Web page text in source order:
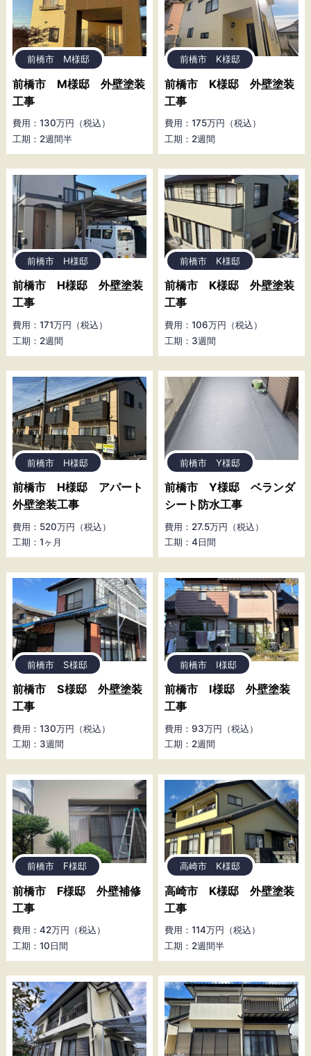
前橋市 M様邸
前橋市 M様邸 外壁塗装
工事
費用：130万円（税込）
工期：2週間半
前橋市 K様邸
前橋市 K様邸 外壁塗装
工事
費用：175万円（税込）
工期：2週間
前橋市 H様邸
前橋市 H様邸 外壁塗装
工事
費用：171万円（税込）
工期：2週間
前橋市 K様邸
前橋市 K様邸 外壁塗装
工事
費用：106万円（税込）
工期：3週間
前橋市 H様邸
前橋市 H様邸 アパート
外壁塗装工事
費用：520万円（税込）
工期：1ヶ月
前橋市 Y様邸
前橋市 Y様邸 ベランダ
シート防水工事
費用：27.5万円（税込）
工期：4日間
前橋市 S様邸
前橋市 S様邸 外壁塗装
工事
費用：130万円（税込）
工期：3週間
前橋市 I様邸
前橋市 I様邸 外壁塗装
工事
費用：93万円（税込）
工期：2週間
前橋市 F様邸
前橋市 F様邸 外壁補修
工事
費用：42万円（税込）
工期：10日間
高崎市 K様邸
高崎市 K様邸 外壁塗装
工事
費用：114万円（税込）
工期：2週間半